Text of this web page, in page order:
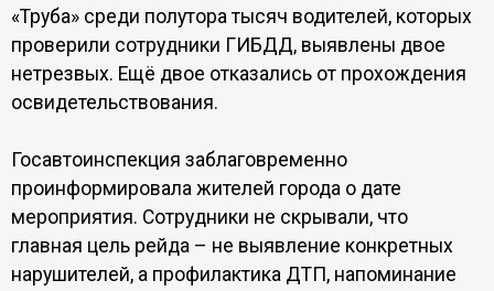
«Труба» среди полутора тысяч водителей, которых
проверили сотрудники ГИБДД, выявлены двое
нетрезвых. Ещё двое отказались от прохождения
освидетельствования.
Госавтоинспекция заблаговременно
проинформировала жителей города о дате
мероприятия. Сотрудники не скрывали, что
главная цель рейда – не выявление конкретных
нарушителей, а профилактика ДТП, напоминание